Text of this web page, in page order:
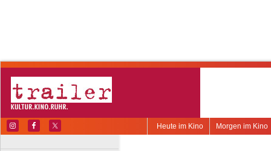
Morgen im Kino
Heute im Kino